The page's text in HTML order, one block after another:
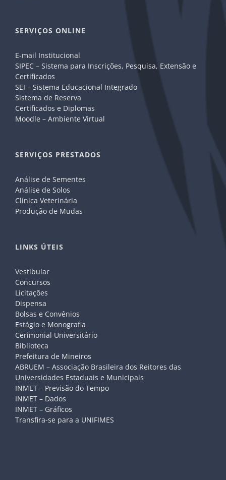
SERVIÇOS ONLINE
E-mail Institucional
SIPEC – Sistema para Inscrições, Pesquisa, Extensão e
Certificados
SEI – Sistema Educacional Integrado
Sistema de Reserva
Certificados e Diplomas
Moodle – Ambiente Virtual
SERVIÇOS PRESTADOS
Análise de Sementes
Análise de Solos
Clínica Veterinária
Produção de Mudas
LINKS ÚTEIS
Vestibular
Concursos
Licitações
Dispensa
Bolsas e Convênios
Estágio e Monografia
Cerimonial Universitário
Biblioteca
Prefeitura de Mineiros
ABRUEM – Associação Brasileira dos Reitores das
Universidades Estaduais e Municipais
INMET – Previsão do Tempo
INMET – Dados
INMET – Gráficos
Transfira-se para a UNIFIMES